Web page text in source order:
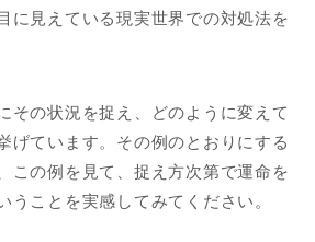
に見えている現実世界での対処法を
その状況を捉え、どのように変えて
げています。その例のとおりにする
この例を見て、捉え方次第で運命を
うことを実感してみてください。